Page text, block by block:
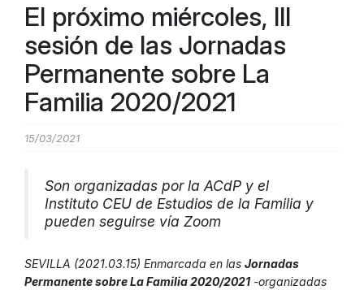
El próximo miércoles, III
sesión de las Jornadas
Permanente sobre La
Familia 2020/2021
15/03/2021
Son organizadas por la ACdP y el
Instituto CEU de Estudios de la Familia y
pueden seguirse vía Zoom
SEVILLA (2021.03.15) Enmarcada en las Jornadas
Permanente sobre La Familia 2020/2021 -organizadas